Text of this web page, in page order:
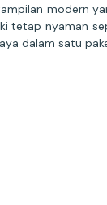
modern
nyaman
dalam satu